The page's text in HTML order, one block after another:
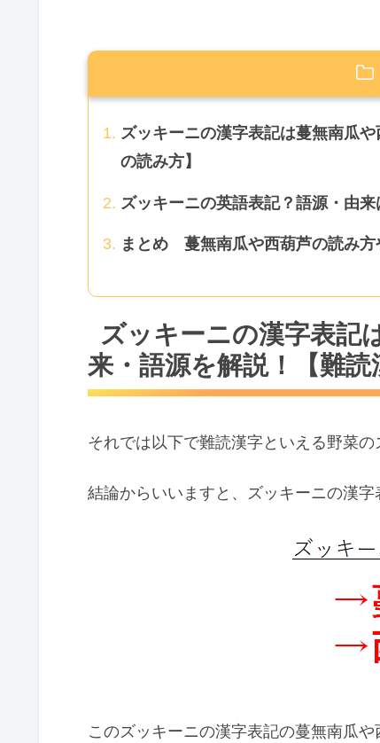
ズッキーニの漢字表記は蔓無南瓜
の読み方】
ズッキーニの英語表記？語源・由来
まとめ 蔓無南瓜や西葫芦の読み方
ズッキーニの漢字表記
来・語源を解説！【難読
それでは以下で難読漢字といえる野菜
結論からいいますと、ズッキーニの漢字
このズッキーニの漢字表記の蔓無南瓜